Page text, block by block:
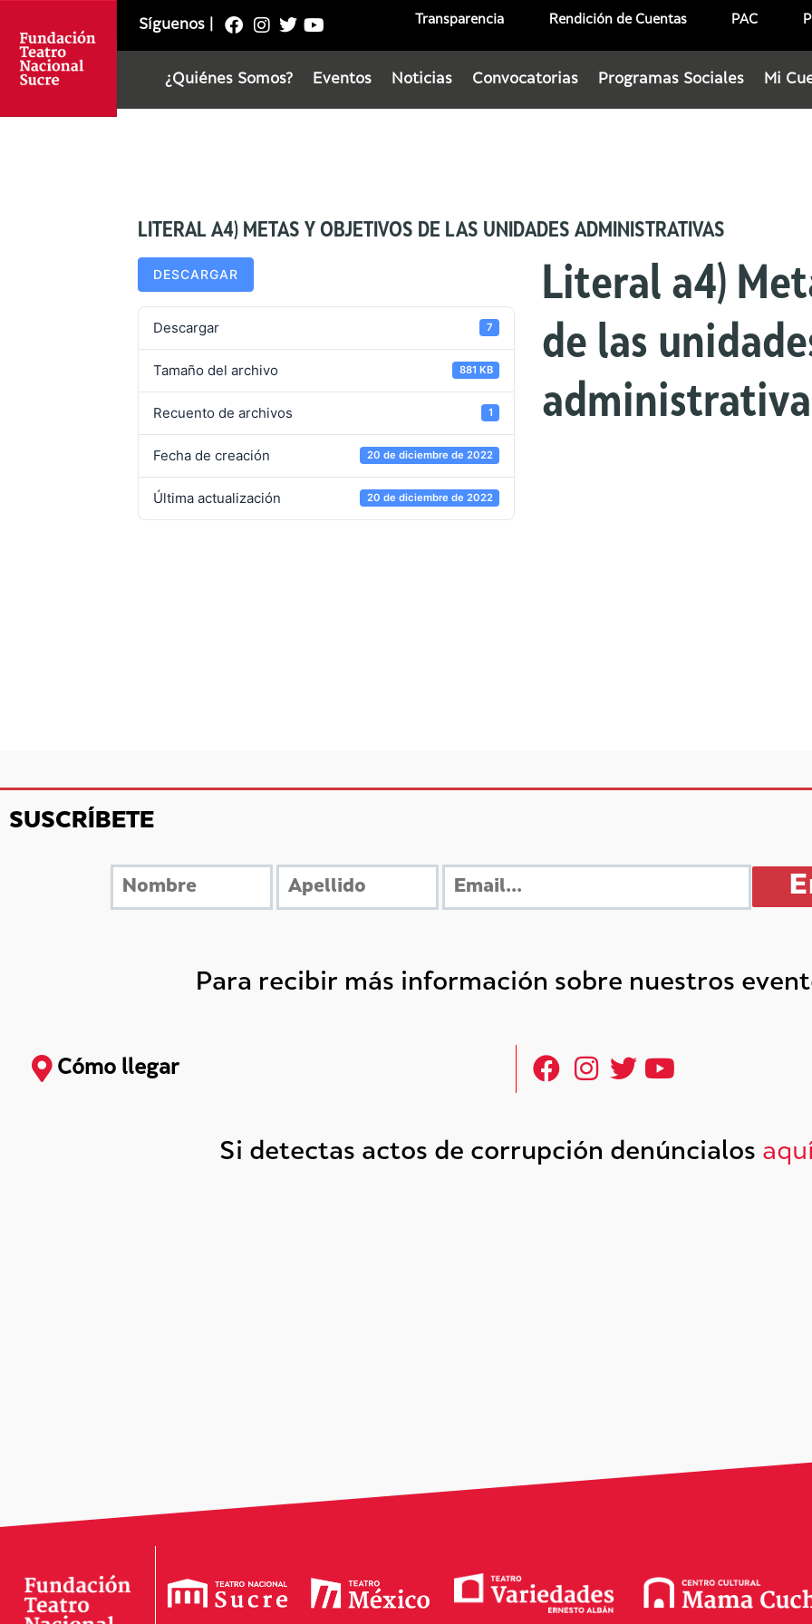
Síguenos Transparencia Rendición de Cuentas PAC
¿Quiénes Somos? Eventos Noticias Convocatorias Programas Sociales Mi
LITERAL A4) METAS Y OBJETIVOS DE LAS UNIDADES ADMINISTRATIVAS
DESCARGAR
Descargar 7
Tamaño del archivo 881 KB
Recuento de archivos 1
Fecha de creación 20 de diciembre de 2022
Última actualización 20 de diciembre de 2022
Literal a4)
de las
SUSCRÍBETE
Para recibir más información sobre nuestros
Cómo llegar
Si detectas actos de corrupción denúncialos aquí